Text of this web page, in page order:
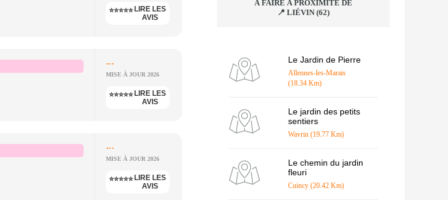
⭐⭐⭐⭐⭐ LIRE LES
AVIS
...
MISE À JOUR 2026
⭐⭐⭐⭐⭐ LIRE LES
AVIS
...
MISE À JOUR 2026
⭐⭐⭐⭐⭐ LIRE LES
AVIS
À FAIRE À PROXIMITÉ DE
📍 LIÉVIN (62)
Le Jardin de Pierre
Allennes-les-Marais
(18.34 Km)
Le jardin des petits
sentiers
Wavrin (19.77 Km)
Le chemin du jardin
fleuri
Cuincy (20.42 Km)